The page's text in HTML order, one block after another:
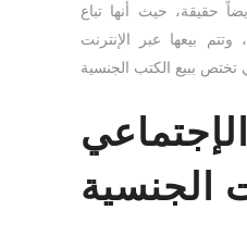
حقيقة، حيث أنها تباع
بيعها عبر الإنترنت
الإجتماعي
الجنسية